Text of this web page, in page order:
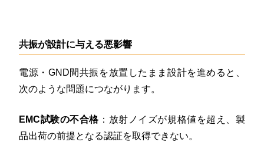
共振が設計に与える悪影響
電源・GND間共振を放置したまま設計を進めると、
次のような問題につながります。
EMC試験の不合格 ：放射ノイズが規格値を超え、製
品出荷の前提となる認証を取得できない。